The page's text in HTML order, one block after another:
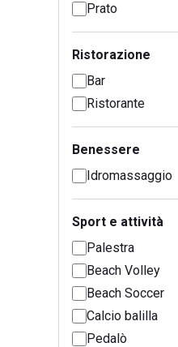
Prato
Ristorazione
Bar
Ristorante
Benessere
Idromassaggio
Sport e attività
Palestra
Beach Volley
Beach Soccer
Calcio balilla
Pedalò